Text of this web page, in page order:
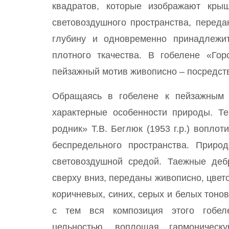
квадратов, которые изображают
световоздушного пространства,
глубину и одновременно
плотного ткачества. В гобелене
пейзажный мотив живописно –
Обращаясь в гобелене к пейзажным
характерные особенности природы.
родник» Т.В. Беглюк (1953 г.р.)
беспредельного пространства.
световоздушной средой. Таежные
сверху вниз, переданы живописно,
коричневых, синих, серых и белых
с тем вся композиция этого
цельностью, воплощая